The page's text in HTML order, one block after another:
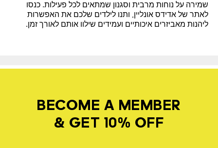
שמירה על נוחות מרבית וסגנון שמתאים לכל פעילות. כנסו
לאתר של אדידס אונליין, ותנו לילדים שלכם את האפשרות
ליהנות מאביזרים איכותיים ועמידים שילוו אותם לאורך זמן.
BECOME A MEMBER
& GET 10% OFF